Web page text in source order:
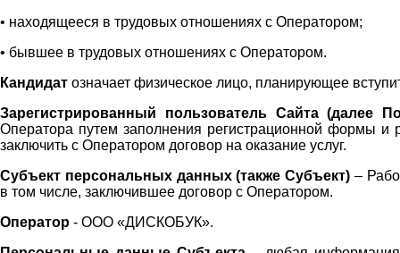
• находящееся в трудовых отношениях с Оператором;
• бывшее в трудовых отношениях с Оператором.
Кандидат означает физическое лицо, планирующее
Зарегистрированный пользователь Сайта (далее
Оператора путем заполнения регистрационной формы и
заключить с Оператором договор на оказание услуг.
Субъект персональных данных (также Субъект) –
в том числе, заключившее договор с Оператором.
Оператор - ООО «ДИСКОБУК».